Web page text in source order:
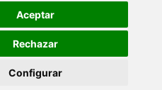
Aceptar
Rechazar
Configurar
y cookies Contacto